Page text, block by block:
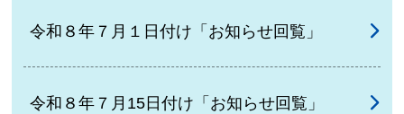
令和８年７月１日付け「お知らせ回覧」
令和８年７月15日付け「お知らせ回覧」